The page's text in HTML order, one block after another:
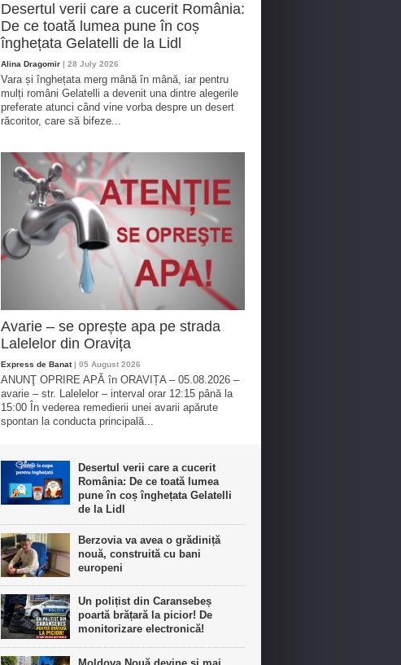
Desertul verii care a cucerit România:
De ce toată lumea pune în coș
înghețata Gelatelli de la Lidl
Alina Dragomir | 28 July 2026
Vara și înghețata merg mână în mână, iar pentru
mulți români Gelatelli a devenit una dintre alegerile
preferate atunci când vine vorba despre un desert
răcoritor, care să bifeze...
Avarie – se oprește apa pe strada
Lalelelor din Oravița
Express de Banat| 05 August 2026
ANUNŢ OPRIRE APĂ în ORAVIȚA – 05.08.2026 –
avarie – str. Lalelelor – interval orar 12:15 până la
15:00 În vederea remedierii unei avarii apărute
spontan la conducta principală...
Desertul verii care a cucerit
România: De ce toată lumea
pune în coș înghețata Gelatelli
de la Lidl
Berzovia va avea o grădiniță
nouă, construită cu bani
europeni
Un polițist din Caransebeș
poartă brățară la picior! De
monitorizare electronică!